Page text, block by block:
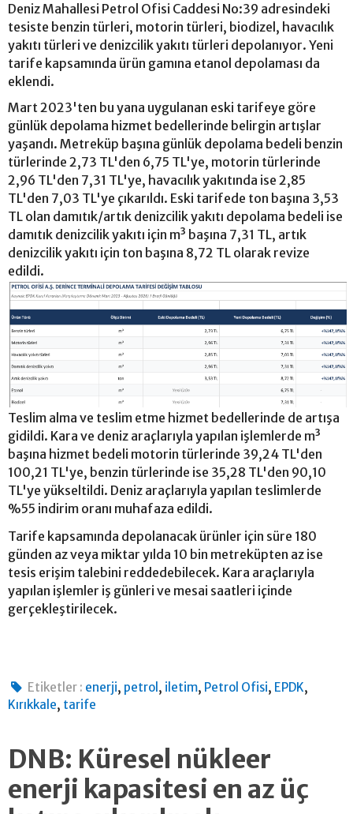
Deniz Mahallesi Petrol Ofisi Caddesi No:39 adresindeki
tesiste benzin türleri, motorin türleri, biodizel, havacılık
yakıtı türleri ve denizcilik yakıtı türleri depolanıyor. Yeni
tarife kapsamında ürün gamına etanol depolaması da
eklendi.
Mart 2023'ten bu yana uygulanan eski tarifeye göre
günlük depolama hizmet bedellerinde belirgin artışlar
yaşandı. Metreküp başına günlük depolama bedeli benzin
türlerinde 2,73 TL'den 6,75 TL'ye, motorin türlerinde
2,96 TL'den 7,31 TL'ye, havacılık yakıtında ise 2,85
TL'den 7,03 TL'ye çıkarıldı. Eski tarifede ton başına 3,53
TL olan damıtık/artık denizcilik yakıtı depolama bedeli ise
damıtık denizcilik yakıtı için m³ başına 7,31 TL, artık
denizcilik yakıtı için ton başına 8,72 TL olarak revize
edildi.
Teslim alma ve teslim etme hizmet bedellerinde de artışa
gidildi. Kara ve deniz araçlarıyla yapılan işlemlerde m³
başına hizmet bedeli motorin türlerinde 39,24 TL'den
100,21 TL'ye, benzin türlerinde ise 35,28 TL'den 90,10
TL'ye yükseltildi. Deniz araçlarıyla yapılan teslimlerde
%55 indirim oranı muhafaza edildi.
Tarife kapsamında depolanacak ürünler için süre 180
günden az veya miktar yılda 10 bin metreküpten az ise
tesis erişim talebini reddedebilecek. Kara araçlarıyla
yapılan işlemler iş günleri ve mesai saatleri içinde
gerçekleştirilecek.
Etiketler : enerji, petrol , iletim, Petrol Ofisi, EPDK,
Kırıkkale, tarife
DNB: Küresel nükleer
enerji kapasitesi en az üç